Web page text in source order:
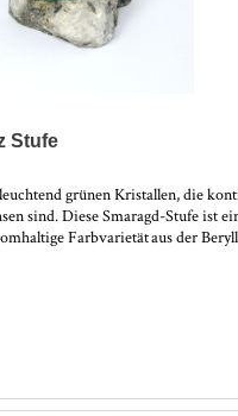
Stufe
grünen Kristallen, die
sind. Diese Smaragd-Stufe ist
Farbvarietät aus der